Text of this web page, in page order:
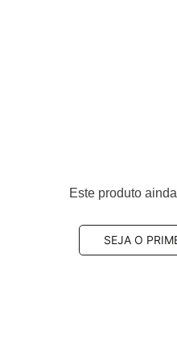
425259, 425276, 425330,
1612293980,
Este produto
SEJA O